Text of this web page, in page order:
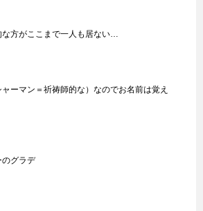
な方がここまで一人も居ない…
ーマン＝祈祷師的な）なのでお名前は覚え
のグラデ